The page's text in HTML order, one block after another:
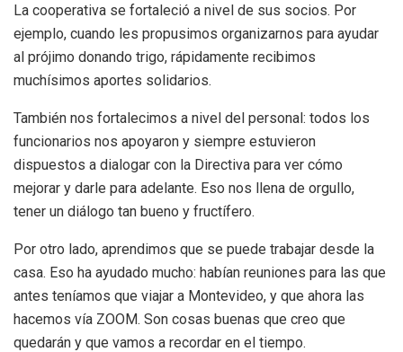
La cooperativa se fortaleció a nivel de sus socios. Por
ejemplo, cuando les propusimos organizarnos para ayudar
al prójimo donando trigo, rápidamente recibimos
muchísimos aportes solidarios.
También nos fortalecimos a nivel del personal: todos los
funcionarios nos apoyaron y siempre estuvieron
dispuestos a dialogar con la Directiva para ver cómo
mejorar y darle para adelante. Eso nos llena de orgullo,
tener un diálogo tan bueno y fructífero.
Por otro lado, aprendimos que se puede trabajar desde la
casa. Eso ha ayudado mucho: habían reuniones para las que
antes teníamos que viajar a Montevideo, y que ahora las
hacemos vía ZOOM. Son cosas buenas que creo que
quedarán y que vamos a recordar en el tiempo.